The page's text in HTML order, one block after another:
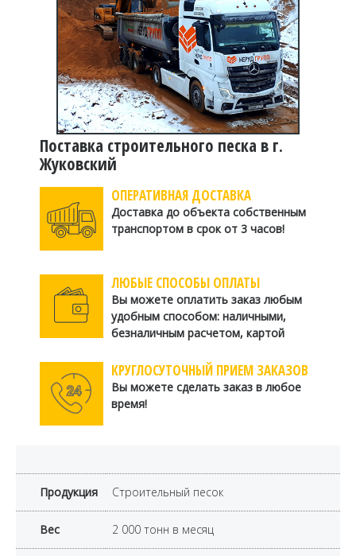
Поставка строительного песка в г.
Жуковский
ОПЕРАТИВНАЯ ДОСТАВКА
Доставка до объекта собственным
транспортом в срок от 3 часов!
ЛЮБЫЕ СПОСОБЫ ОПЛАТЫ
Вы можете оплатить заказ любым
удобным способом: наличными,
безналичным расчетом, картой
КРУГЛОСУТОЧНЫЙ ПРИЕМ ЗАКАЗОВ
Вы можете сделать заказ в любое
время!
Продукция Строительный песок
Вес 2 000 тонн в месяц